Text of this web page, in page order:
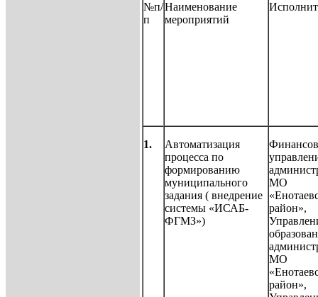
№п/
п
Наименование
мероприятий
1.
Автоматизация
процесса по
формированию
муниципального
задания ( внедрение
системы «ИСАБ-
ФГМЗ»)
МО
район»,
МО
район»,